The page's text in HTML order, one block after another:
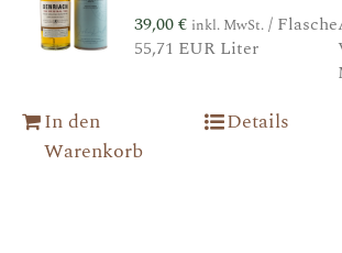
39,00€ inkl. MwSt./ Flasche
55,71 EUR Liter
In den
Warenkorb
Details